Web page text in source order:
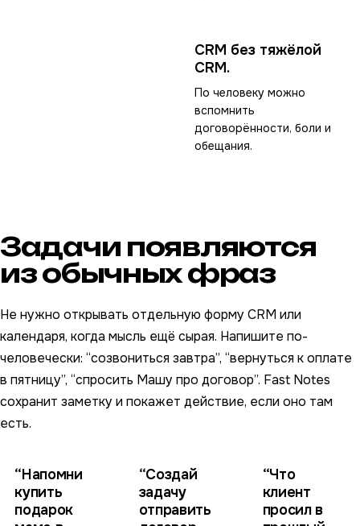
CRM без тяжёлой
CRM.
По человеку можно
вспомнить
договорённости, боли и
обещания.
Задачи появляются
из обычных фраз
Не нужно открывать отдельную форму CRM или
календаря, когда мысль ещё сырая. Напишите по-
человечески: “созвониться завтра”, “вернуться к оплате
в пятницу”, “спросить Машу про договор”. Fast Notes
сохранит заметку и покажет действие, если оно там
есть.
“Напомни
купить
подарок
“Создай
задачу
отправить
“Что
клиент
просил в